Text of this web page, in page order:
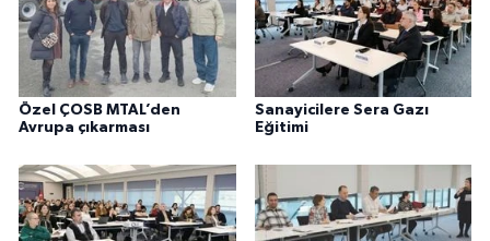
Özel ÇOSB MTAL’den
Avrupa çıkarması
Sanayicilere Sera Gazı
Eğitimi